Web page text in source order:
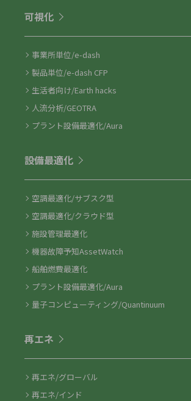
可視化
事業所単位/e-dash
製品単位/e-dash CFP
生活者向け/Earth hacks
人流分析/GEOTRA
プラント設備最適化/Aura
設備最適化
空調最適化/サブスク型
空調最適化/クラウド型
施設管理最適化
機器故障予知AssetWatch
船舶燃費最適化
プラント設備最適化/Aura
量子コンピューティング/Quantinuum
再エネ
再エネ/グローバル
再エネ/インド